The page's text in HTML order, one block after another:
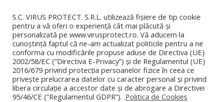
MAGAZIN
CURATENIE
DOZATOR SAPUN LICHID CU SENZOR DIN INOX SATINAT MECO
S.C. VIRUS PROTECT. S.R.L. utilizează fișiere de tip cookie
pentru a vă oferi o experiență cât mai plăcută și
personalizată pe www.virusprotect.ro. Vă aducem la
cunoștință faptul că ne-am actualizat politicile pentru a ne
conforma cu modificările propuse aduse de Directiva (UE)
2002/58/EC (”Directiva E-Privacy”) și de Regulamentul (UE)
2016/679 privind protecția persoanelor fizice în ceea ce
privește prelucrarea datelor cu caracter personal și privind
libera circulație a accestor date și de abrogare a Directivei
95/46/CE (”Regulamentul GDPR”). .Politica de Cookies